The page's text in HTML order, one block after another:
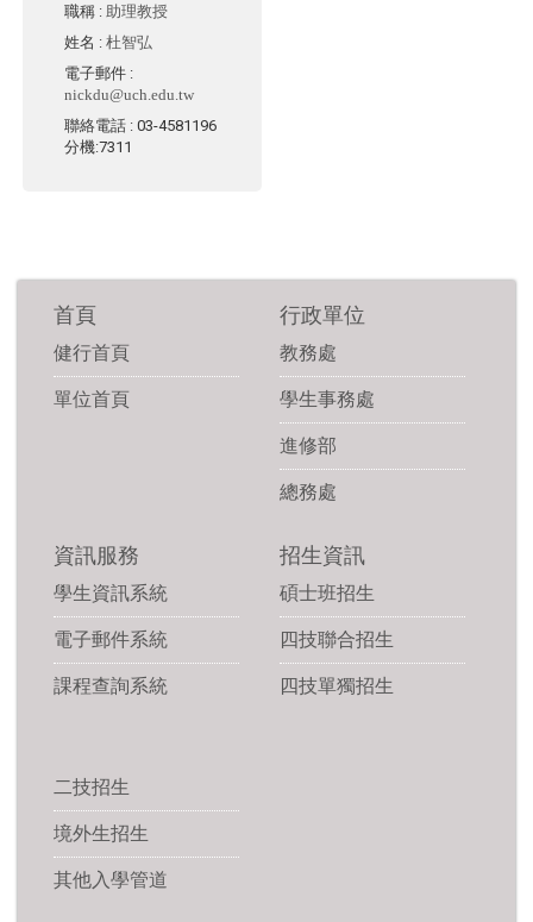
職稱 : 助理教授
姓名 :杜智弘
電子郵件 :
nickdu@uch.edu.tw
聯絡電話 : 03-4581196
分機:7311
首頁
健行首頁
單位首頁
行政單位
教務處
學生事務處
進修部
總務處
資訊服務
學生資訊系統
電子郵件系統
課程查詢系統
招生資訊
碩士班招生
四技聯合招生
四技單獨招生
二技招生
境外生招生
其他入學管道